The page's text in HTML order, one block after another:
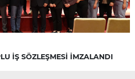
İŞ SÖZLEŞMESİ İMZALANDI